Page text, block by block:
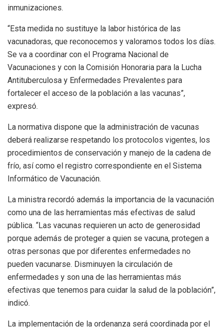
inmunizaciones.
“Esta medida no sustituye la labor histórica de las
vacunadoras, que reconocemos y valoramos todos los días.
Se va a coordinar con el Programa Nacional de
Vacunaciones y con la Comisión Honoraria para la Lucha
Antituberculosa y Enfermedades Prevalentes para
fortalecer el acceso de la población a las vacunas”,
expresó.
La normativa dispone que la administración de vacunas
deberá realizarse respetando los protocolos vigentes, los
procedimientos de conservación y manejo de la cadena de
frío, así como el registro correspondiente en el Sistema
Informático de Vacunación.
La ministra recordó además la importancia de la vacunación
como una de las herramientas más efectivas de salud
pública. “Las vacunas requieren un acto de generosidad
porque además de proteger a quien se vacuna, protegen a
otras personas que por diferentes enfermedades no
pueden vacunarse. Disminuyen la circulación de
enfermedades y son una de las herramientas más
efectivas que tenemos para cuidar la salud de la población”,
indicó.
La implementación de la ordenanza será coordinada por el